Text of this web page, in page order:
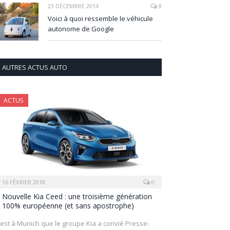
23 DÉCEMBRE 2014 8
Voici à quoi ressemble le véhicule
autonome de Google
AUTRES ACTUS AUTO
ACTUS
16 FÉVRIER 2018 0
Nouvelle Kia Ceed : une troisième génération
100% européenne (et sans apostrophe)
à Munich que le groupe Kia a convié Presse-